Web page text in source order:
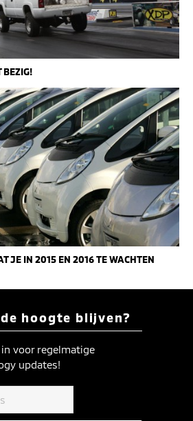
BEZIG!
JE IN 2015 EN 2016 TE WACHTEN
hoogte blijven?
voor regelmatige
updates!